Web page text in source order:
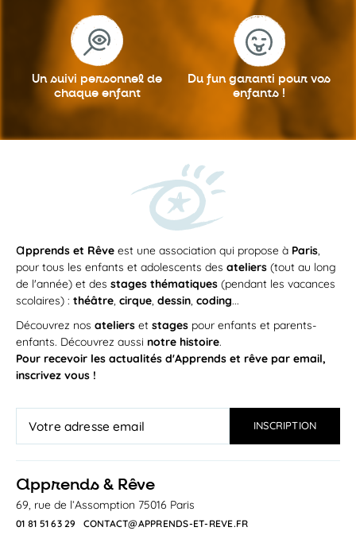
Un suivi personnel de
chaque enfant
Du fun garanti pour vos
enfants !
apprends et Rêve est une association qui propose à Paris,
pour tous les enfants et adolescents des ateliers (tout au long
de l'année) et des stages thématiques (pendant les vacances
scolaires) : théâtre, cirque, dessin, coding...
Découvrez nos ateliers et stages pour enfants et parents-
enfants. Découvrez aussi notre histoire.
Pour recevoir les actualités d'Apprends et rêve par email,
inscrivez vous !
apprends & Rêve
69, rue de l’Assomption 75016 Paris
01 81 51 63 29 CONTACT@APPRENDS-ET-REVE.FR